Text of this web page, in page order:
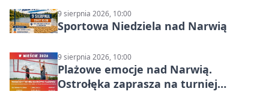
9 sierpnia 2026, 10:00
Sportowa Niedziela nad Narwią
9 sierpnia 2026, 10:00
Plażowe emocje nad Narwią.
Ostrołęka zaprasza na turniej